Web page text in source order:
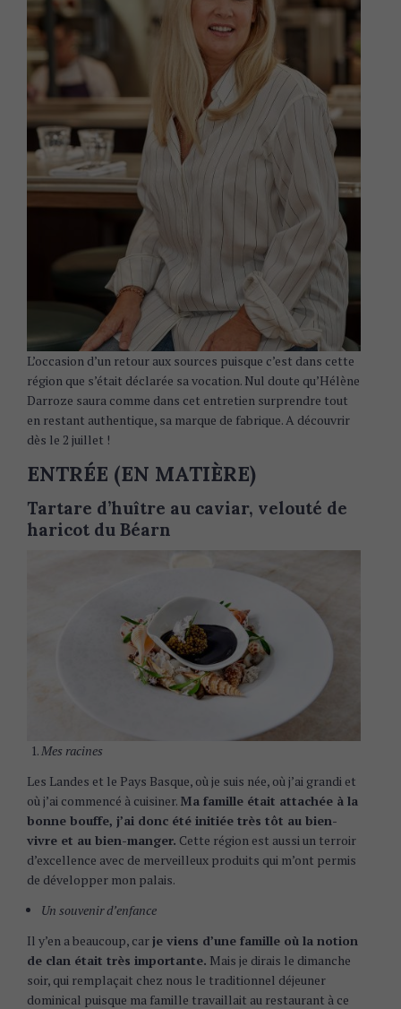
L’occasion d’un retour aux sources puisque c’est dans cette
région que s’était déclarée sa vocation. Nul doute qu’Hélène
Darroze saura comme dans cet entretien surprendre tout
en restant authentique, sa marque de fabrique. A découvrir
dès le 2 juillet !
ENTRÉE (EN MATIÈRE)
Tartare d’huître au caviar, velouté de
haricot du Béarn
Mes racines
Les Landes et le Pays Basque, où je suis née, où j’ai grandi et
où j’ai commencé à cuisiner. Ma famille était attachée à la
bonne bouffe, j’ai donc été initiée très tôt au bien-
vivre et au bien-manger. Cette région est aussi un terroir
d’excellence avec de merveilleux produits qui m’ont permis
de développer mon palais.
Un souvenir d’enfance
Il y’en a beaucoup, carje viens d’une famille où la notion
de clan était très importante. Mais je dirais le dimanche
soir, qui remplaçait chez nous le traditionnel déjeuner
dominical puisque ma famille travaillait au restaurant à ce